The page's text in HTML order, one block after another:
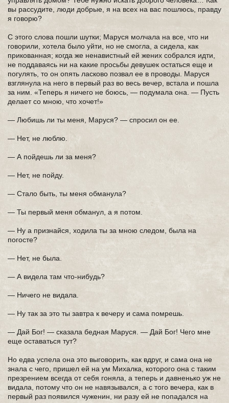
вы рассудите, люди добрые, я на всех на вас пошлюсь, правду
я говорю?
С этого слова пошли шутки; Маруся молчала на все, что ни
говорили, хотела было уйти, но не смогла, а сидела, как
прикованная; когда же ненавистный ей жених собрался идти,
не поддаваясь ни на какие просьбы девушек остаться еще и
погулять, то он опять ласково позвал ее в проводы. Маруся
взглянула на него в первый раз во весь вечер, встала и пошла
за ним. «Теперь я ничего не боюсь, — подумала она. — Пусть
делает со мною, что хочет!»
— Любишь ли ты меня, Маруся? — спросил он ее.
— Нет, не люблю.
— А пойдешь ли за меня?
— Нет, не пойду.
— Стало быть, ты меня обманула?
— Ты первый меня обманул, а я потом.
— Ну а признайся, ходила ты за мною следом, была на
погосте?
— Нет, не была.
— А видела там что-нибудь?
— Ничего не видала.
— Ну так за это ты завтра к вечеру и сама помрешь.
— Дай Бог! — сказала бедная Маруся. — Дай Бог! Чего мне
еще оставаться тут?
Но едва успела она это выговорить, как вдруг, и сама она не
знала с чего, пришел ей на ум Михалка, которого она с таким
презрением всегда от себя гоняла, а теперь и давненько уж не
видала, потому что он не навязывался, а с того вечера, как в
первый раз появился чуженин, ни разу ей не попадался на